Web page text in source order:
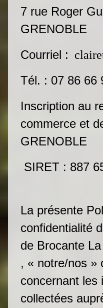
7 rue Roger
GRENOBLE
Courriel :
Tél. : 07 86 66
Inscription au
commerce et
GRENOBLE
SIRET : 887
La présente
confidentialité
de Brocante
, « notre/nos »
concernant les
collectées